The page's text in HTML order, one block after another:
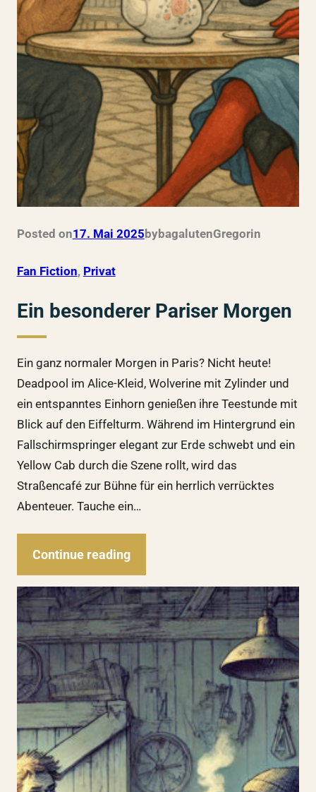
Posted on17. Mai 2025 bybagalutenGregorin
Fan Fiction, Privat
Ein besonderer Pariser Morgen
Ein ganz normaler Morgen in Paris? Nicht heute!
Deadpool im Alice-Kleid, Wolverine mit Zylinder und
ein entspanntes Einhorn genießen ihre Teestunde mit
Blick auf den Eiffelturm. Während im Hintergrund ein
Fallschirmspringer elegant zur Erde schwebt und ein
Yellow Cab durch die Szene rollt, wird das
Straßencafé zur Bühne für ein herrlich verrücktes
Abenteuer. Tauche ein…
Continue reading